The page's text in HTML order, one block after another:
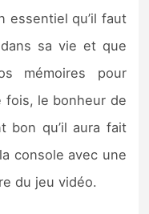
essentiel qu’il faut
sa vie et que
mémoires pour
fois, le bonheur de
bon qu’il aura fait
console avec une
du jeu vidéo.